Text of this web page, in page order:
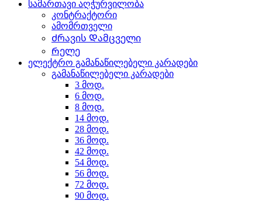
სამართავი აღჭურვილობა
კონტრაქტორი
ამომრთველი
Ძრავის Დამცველი
Რელე
ელექტრო გამანაწილებელი კარადები
გამანაწილებელი კარადები
3 მოდ.
6 მოდ.
8 მოდ.
14 მოდ.
28 მოდ.
36 მოდ.
42 მოდ.
54 მოდ.
56 მოდ.
72 მოდ.
90 მოდ.